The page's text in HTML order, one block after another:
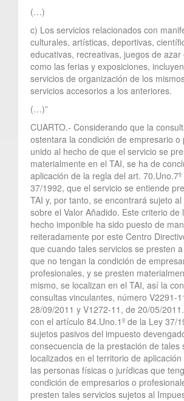
(…)
c) Los servicios relacionados con
culturales, artísticas, deportivas,
educativas, recreativas, juegos de azar
como las ferias y exposiciones,
servicios de organización de los
servicios accesorios a los anteriores.
(…)”
CUARTO.- Considerando que la
ostentara la condición de empresario o
unido al hecho de que el servicio se
materialmente en el TAI, se ha de
aplicación de la regla del art.
37/1992, que el servicio se entiende
TAI y, por tanto, se encontrará sujeto
sobre el Valor Añadido. Este criterio de
hecho imponible ha sido puesto de
reiteradamente por este Centro
que cuando tales servicios se presten
que no tengan la condición de
profesionales, y se presten
mismo, se localizan en el TAI, así la
consultas vinculantes, número V2291-
28/09/2011 y V1272-11, de 20/05/
con el artículo 84.Uno.1º de la Ley 37/
sujetos pasivos del impuesto
consecuencia de la prestación de tales
localizados en el territorio de
las personas físicas o jurídicas que
condición de empresarios o
presten tales servicios sujetos al